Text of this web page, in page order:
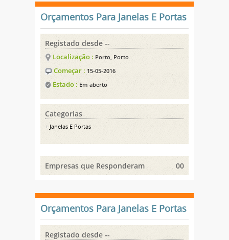
Orçamentos Para Janelas E Portas
Registado desde --
Localização : Porto, Porto
Começar : 15-05-2016
Estado : Em aberto
Categorias
Janelas E Portas
Empresas que Responderam 00
Orçamentos Para Janelas E Portas
Registado desde --